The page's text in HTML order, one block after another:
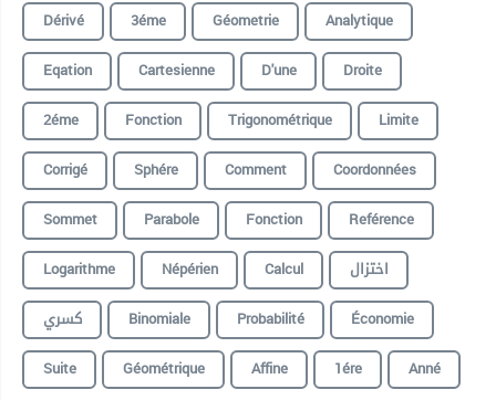
Dérivé
3éme Géometrie
Analytique
Eqation
Cartesienne D'une
Droite
2éme
Fonction Trigonométrique
Limite
Corrigé
Sphére Comment
Coordonnées
Sommet
Parabole Fonction
Reférence
Logarithme
Népérien Calcul
اختزال
كسري
Binomiale Probabilité
Économie
Suite
Géométrique Affine 1ére
Anné